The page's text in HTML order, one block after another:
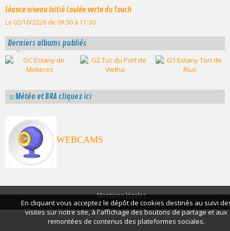
Séance niveau Initié Coulée verte du Touch
Le 02/10/2026 de 09:30 à 11:30
Derniers albums publiés
☼Météo et BRA cliquez ici
WEBCAMS
Mentions légales
En cliquant vous acceptez le dépôt de cookies destinés au suivi
visites sur notre site, à l'affichage des boutons de partage et aux
remontées de contenus des plateformes sociales.